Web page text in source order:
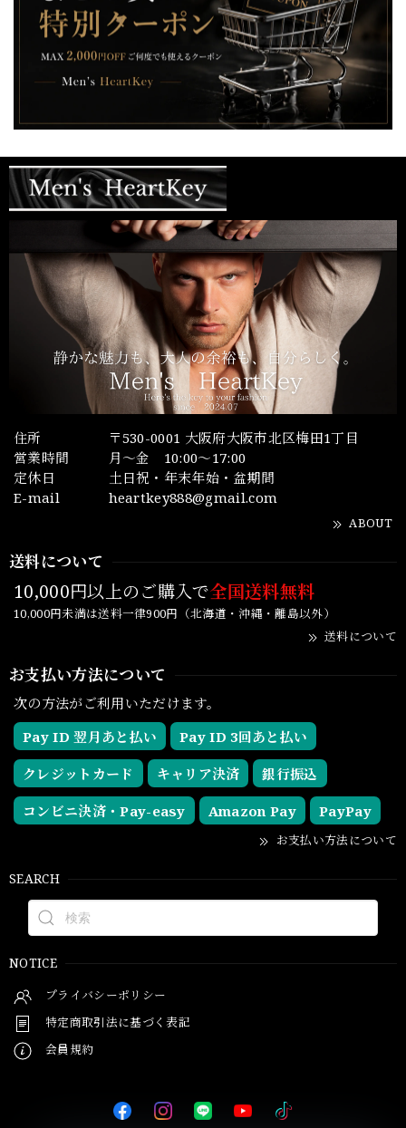
住所
〒530-0001 大阪府大阪市北区梅田1丁目
営業時間
月～金 10:00～17:00
定休日
土日祝・年末年始・盆期間
E-mail
heartkey888@gmail.com
ABOUT
送料について
10,000円以上のご購入で全国送料無料
10,000円未満は送料一律900円（北海道・沖縄・離島以外）
送料について
お支払い方法について
次の方法がご利用いただけます。
Pay ID 翌月あと払い
Pay ID 3回あと払い
クレジットカード キャリア決済 銀行振込
コンビニ決済・Pay-easy Amazon Pay PayPay
お支払い方法について
SEARCH
NOTICE
プライバシーポリシー
特定商取引法に基づく表記
会員規約